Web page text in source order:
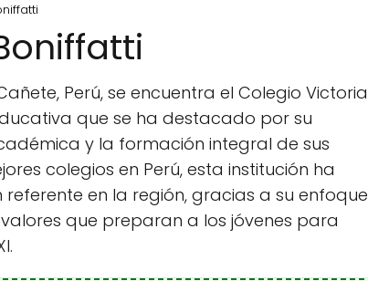
Perú, se encuentra el Colegio Victoria
que se ha destacado por su
y la formación integral de sus
colegios en Perú, esta institución ha
en la región, gracias a su enfoque
que preparan a los jóvenes para